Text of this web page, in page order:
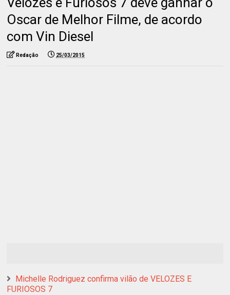
Oscar de Melhor Filme, de acordo
com Vin Diesel
Redação 25/03/2015
Michelle Rodriguez confirma vilão de VELOZES E
FURIOSOS 7